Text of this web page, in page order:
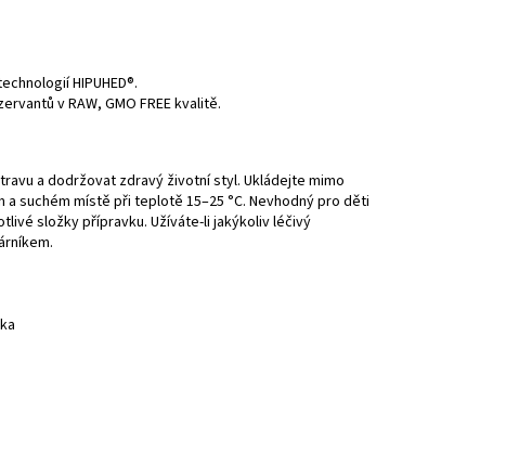
HIPUHED®.
v RAW, GMO FREE kvalitě.
a dodržovat zdravý životní styl. Ukládejte mimo
suchém místě při teplotě 15–25 °C. Nevhodný pro děti
složky přípravku. Užíváte-li jakýkoliv léčivý